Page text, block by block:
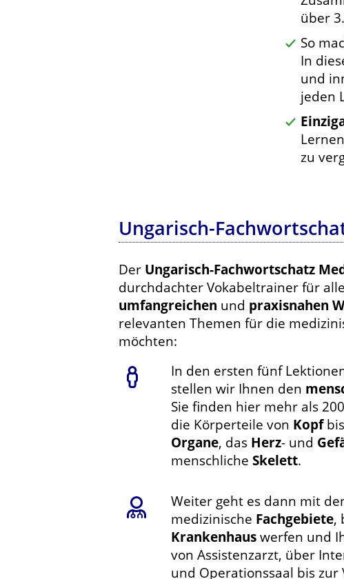
über
So
In
und
jeden
zu
Ungarisch-
Der Ungarisch-Fachwortschatz
durchdachter Vokabeltrainer für
umfangreichen und praxisnahen
relevanten Themen für die
möchten:
In den ersten fünf
stellen wir Ihnen den
Sie finden hier mehr als
die Körperteile von Kopfbis
Organe, das Herz- und
menschliche Skelett.
Weiter geht es dann mit
medizinische Fachgebiete,
Krankenhaus werfen und
von Assistenzarzt, über
und Operationssaal bis zur